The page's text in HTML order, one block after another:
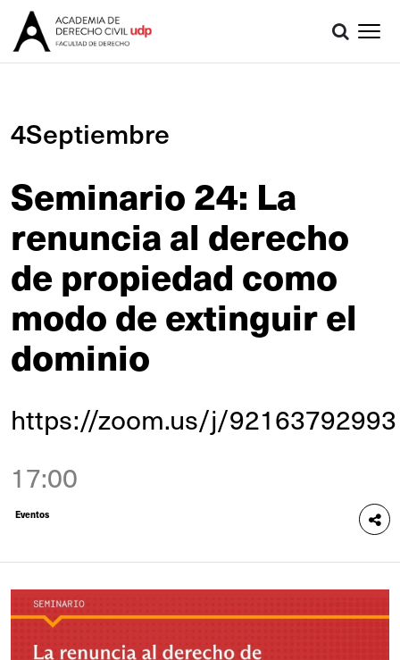
4Septiembre
Seminario 24: La
renuncia al derecho
de propiedad como
modo de extinguir el
dominio
https://zoom.us/j/92163792993
17:00
Eventos